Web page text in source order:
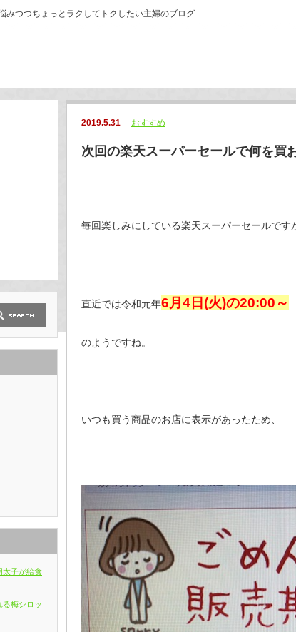
みつつちょっとラクしてトクしたい主婦のブログ
2019.5.31 おすすめ
次回の楽天スーパーセールで何を買
毎回楽しみにしている楽天スーパーセールです
直近では令和元年6月4日(火)の20:00～
のようですね。
いつも買う商品のお店に表示があったため、
太子が給食
る梅シロッ